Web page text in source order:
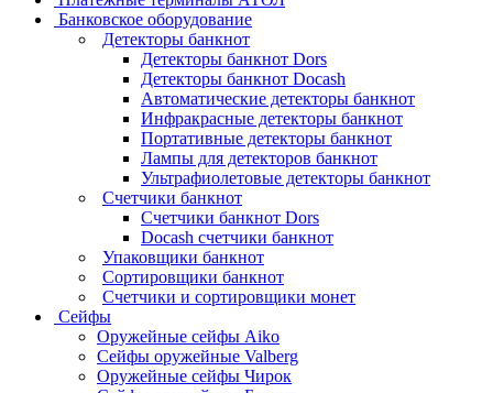
Банковское оборудование
Детекторы банкнот
Детекторы банкнот Dors
Детекторы банкнот Docash
Автоматические детекторы банкнот
Инфракрасные детекторы банкнот
Портативные детекторы банкнот
Лампы для детекторов банкнот
Ультрафиолетовые детекторы банкнот
Счетчики банкнот
Счетчики банкнот Dors
Docash счетчики банкнот
Упаковщики банкнот
Сортировщики банкнот
Счетчики и сортировщики монет
Сейфы
Оружейные сейфы Aiko
Сейфы оружейные Valberg
Оружейные сейфы Чирок